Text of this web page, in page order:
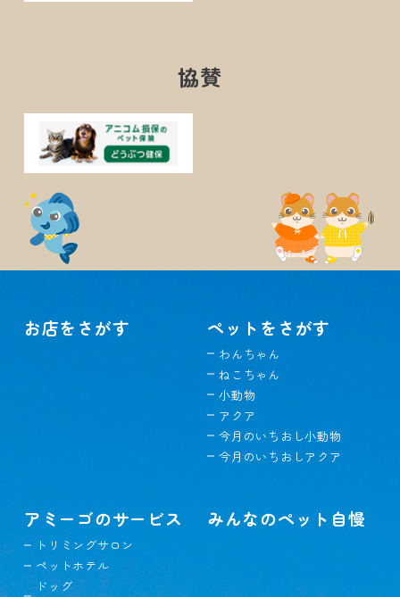
協賛
お店をさがす ペットをさがす
わんちゃん
ねこちゃん
小動物
アクア
今月のいちおし小動物
今月のいちおしアクア
アミーゴのサービス
トリミングサロン
ペットホテル
ドッグ
みんなのペット自慢